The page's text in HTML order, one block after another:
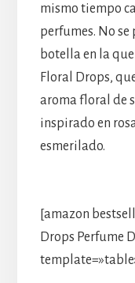
mismo tiempo
perfumes. No
botella en la
Floral Drops,
aroma floral de
inspirado en
esmerilado.
[amazon
Drops Perfume